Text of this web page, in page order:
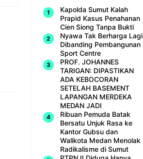
Kapolda Sumut Kalah
Prapid Kasus Penahanan
Cien Siong Tanpa Bukti
Nyawa Tak Berharga Lagi
Dibanding Pembangunan
Sport Centre
PROF. JOHANNES
TARIGAN: DIPASTIKAN
ADA KEBOCORAN
SETELAH BASEMENT
LAPANGAN MERDEKA
MEDAN JADI
Ribuan Pemuda Batak
Bersatu Unjuk Rasa ke
Kantor Gubsu dan
Walikota Medan Menolak
Radikalisme di Sumut